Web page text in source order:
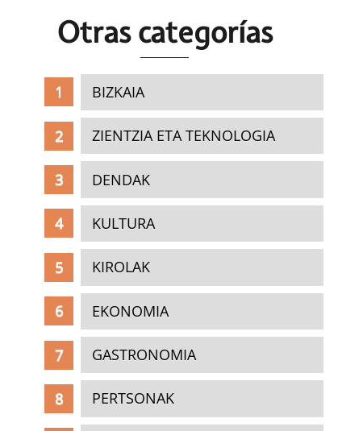
Otras categorías
BIZKAIA
ZIENTZIA ETA TEKNOLOGIA
DENDAK
KULTURA
KIROLAK
EKONOMIA
GASTRONOMIA
PERTSONAK